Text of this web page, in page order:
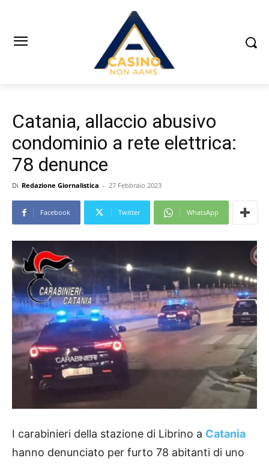
Catania, allaccio abusivo
condominio a rete elettrica:
78 denunce
Di Redazione Giornalistica - 27 Febbraio 2023
Facebook Twitter WhatsApp
I carabinieri della stazione di Librino a Catania
hanno denunciato per furto 78 abitanti di uno